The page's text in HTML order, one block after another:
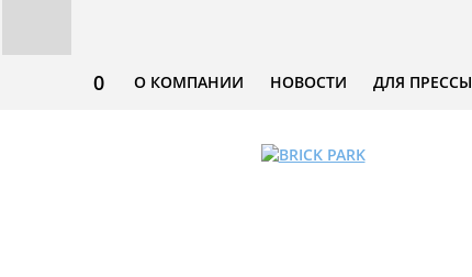
О КОМПАНИИ НОВОСТИ ДЛЯ ПРЕССЫ
0